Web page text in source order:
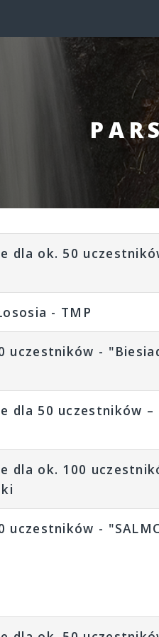
dla ok. 50
- TMP
uczestników -
dla 50 uczestników
dla ok. 100
uczestników -